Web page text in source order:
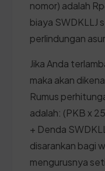
nomor) adalah
biaya SWDKLLJ
perlindungan
Jika Anda
maka akan
Rumus
adalah: (PKB x
+ Denda
disarankan bagi
mengurusnya